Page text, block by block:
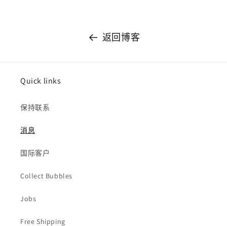
返回博客
Quick links
保持联系
消息
国际客户
Collect Bubbles
Jobs
Free Shipping